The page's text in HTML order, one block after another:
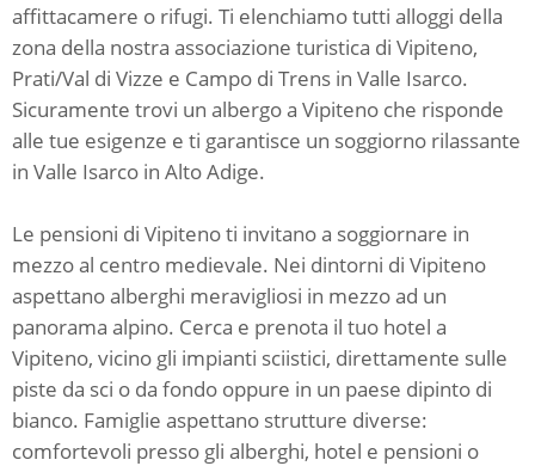
affittacamere o rifugi. Ti elenchiamo tutti alloggi della
zona della nostra associazione turistica di Vipiteno,
Prati/Val di Vizze e Campo di Trens in Valle Isarco.
Sicuramente trovi un albergo a Vipiteno che risponde
alle tue esigenze e ti garantisce un soggiorno rilassante
in Valle Isarco in Alto Adige.
Le pensioni di Vipiteno ti invitano a soggiornare in
mezzo al centro medievale. Nei dintorni di Vipiteno
aspettano alberghi meravigliosi in mezzo ad un
panorama alpino. Cerca e prenota il tuo hotel a
Vipiteno, vicino gli impianti sciistici, direttamente sulle
piste da sci o da fondo oppure in un paese dipinto di
bianco. Famiglie aspettano strutture diverse:
comfortevoli presso gli alberghi, hotel e pensioni o